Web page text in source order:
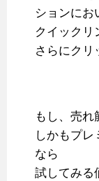
ションにお
クイックリ
さらにクリ
もし、売れ
しかもプ
なら
試してみる